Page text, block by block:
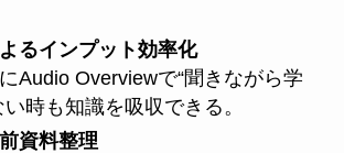
るインプット効率化
Audio Overviewで“聞きながら学
時も知識を吸収できる。
資料整理